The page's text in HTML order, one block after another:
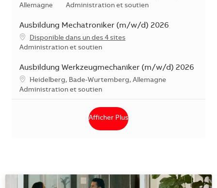
Allemagne
Catégorie
Administration et soutien
Ausbildung Mechatroniker (m/w/d) 2026
Disponible dans un des 4 sites
Catégorie
Administration et soutien
Ausbildung Werkzeugmechaniker (m/w/d) 2026
Emplacement
Heidelberg, Bade-Wurtemberg, Allemagne
Catégorie
Administration et soutien
Afficher Plus